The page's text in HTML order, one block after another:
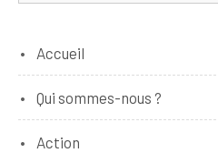
Accueil
Qui sommes-nous ?
Action